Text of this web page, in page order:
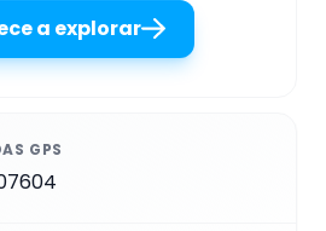
a explorar
GPS